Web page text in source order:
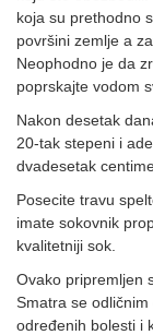
koja su prethodno
površini zemlje a
Neophodno je da
poprskajte vodom
Nakon desetak
20-tak stepeni i
dvadesetak
Posecite travu
imate sokovnik
kvalitetniji sok.
Ovako pripremljen
Smatra se
određenih bolesti i